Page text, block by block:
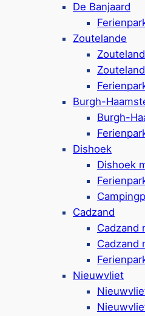
De Banjaard
Zoutelande
Burgh-
Burgh-
Dishoek
Dishoek
Cadzand
Cadzand
Cadzand
Nieuwvliet
Urlaub in Vrouwenpolder
Urlaub in Zierikzee
Urlaub in Nieuwvliet
Urlaub in Cadzand
Urlaub in Oostkapelle
Urlaub in Westkapelle
Urlaub in Burgh-Haamstede
Urlaub in Arnemuiden
Urlaub in Vlissingen
Urlaub in Dishoek
Urlaub in Scharendijke
Urlaub in Wemeldinge